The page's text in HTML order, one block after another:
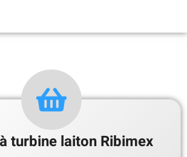
turbine laiton Ribimex